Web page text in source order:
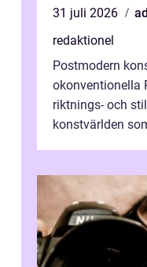
31 juli 2026
redaktionel
Postmodern
okonventionella
riktnings- och
konstvärlden